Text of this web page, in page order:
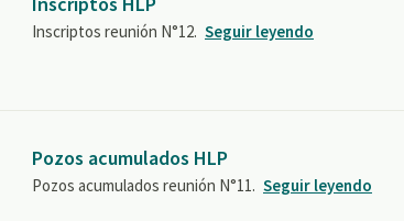
Inscriptos reunión N°12. Seguir leyendo
Pozos acumulados HLP
Pozos acumulados reunión N°11. Seguir leyendo